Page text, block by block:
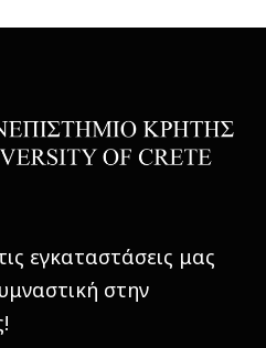
εγκαταστάσεις μας
στην